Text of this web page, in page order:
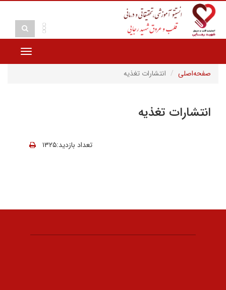
Toggle
صفحه‌اصلی
انتشارات تغذیه
انتشارات تغذیه
تعداد بازدید:۱۳۲۵